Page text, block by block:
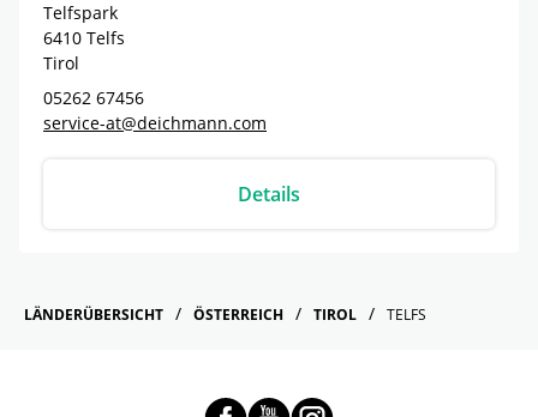
Telfspark
6410 Telfs
Tirol
05262 67456
service-at@deichmann.com
Details
LÄNDERÜBERSICHT ÖSTERREICH TIROL TELFS